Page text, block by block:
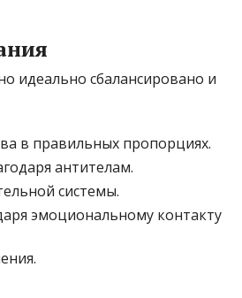
идеально сбалансировано и
в правильных пропорциях.
антителам.
системы.
эмоциональному контакту